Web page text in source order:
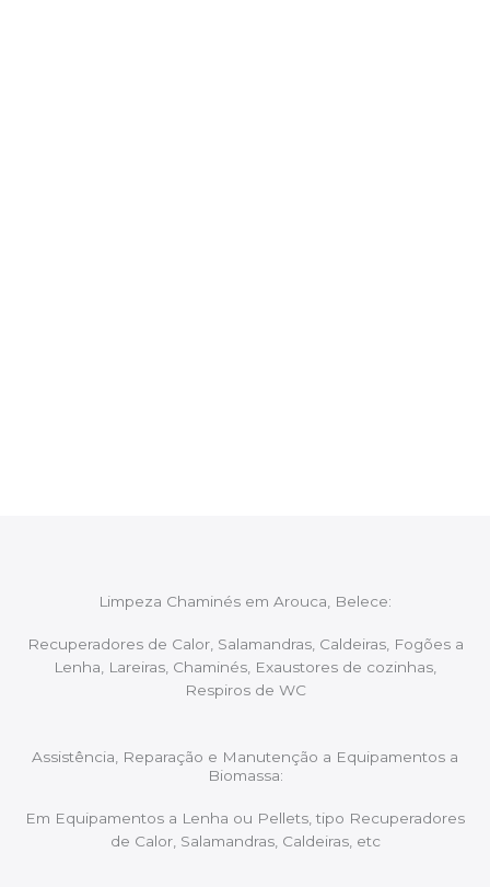
Limpeza Chaminés em Arouca, Belece:
Recuperadores de Calor, Salamandras, Caldeiras, Fogões a
Lenha, Lareiras, Chaminés, Exaustores de cozinhas,
Respiros de WC
Assistência, Reparação e Manutenção a Equipamentos a
Biomassa:
Em Equipamentos a Lenha ou Pellets, tipo Recuperadores
de Calor, Salamandras, Caldeiras, etc